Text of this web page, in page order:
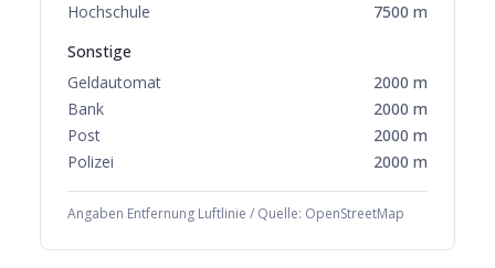
Hochschule
7500 m
Sonstige
Geldautomat
2000 m
Bank
2000 m
Post
2000 m
Polizei
2000 m
Angaben Entfernung Luftlinie / Quelle: OpenStreetMap